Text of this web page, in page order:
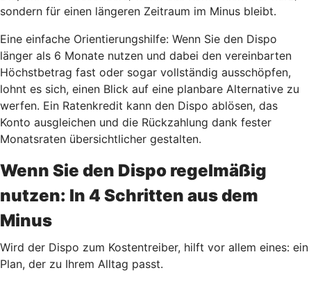
sondern für einen längeren Zeitraum im Minus bleibt.
Eine einfache Orientierungshilfe: Wenn Sie den Dispo
länger als 6 Monate nutzen und dabei den vereinbarten
Höchstbetrag fast oder sogar vollständig ausschöpfen,
lohnt es sich, einen Blick auf eine planbare Alternative zu
werfen. Ein Ratenkredit kann den Dispo ablösen, das
Konto ausgleichen und die Rückzahlung dank fester
Monatsraten übersichtlicher gestalten.
Wenn Sie den Dispo regelmäßig
nutzen: In 4 Schritten aus dem
Minus
Wird der Dispo zum Kostentreiber, hilft vor allem eines: ein
Plan, der zu Ihrem Alltag passt.